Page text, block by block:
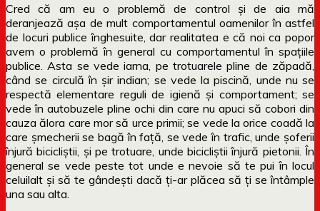
Cred că am eu o problemă de control și de aia mă
deranjează așa de mult comportamentul oamenilor în astfel
de locuri publice înghesuite, dar realitatea e că noi ca popor
avem o problemă în general cu comportamentul în spațiile
publice. Asta se vede iarna, pe trotuarele pline de zăpadă,
când se circulă în șir indian; se vede la piscină, unde nu se
respectă elementare reguli de igienă și comportament; se
vede în autobuzele pline ochi din care nu apuci să cobori din
cauza ălora care mor să urce primii; se vede la orice coadă la
care șmecherii se bagă în față, se vede în trafic, unde șoferii
înjură bicicliștii, și pe trotuare, unde bicicliștii înjură pietonii. În
general se vede peste tot unde e nevoie să te pui în locul
celuilalt și să te gândești dacă ți-ar plăcea să ți se întâmple
una sau alta.